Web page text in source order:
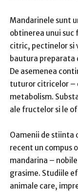
Mandarinele sunt
obtinerea unui
citric, pectinelor
bautura preparata
De asemenea
tuturor citricelor –
metabolism.
ale fructelor si le
Oamenii de stiinta
recent un compus
mandarina –
grasime. Studiile
animale care,